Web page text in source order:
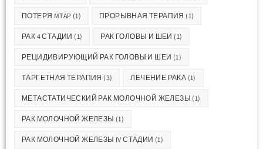
ПОТЕРЯ MTAP (1) ПРОРЫВНАЯ ТЕРАПИЯ (1)
РАК 4 СТАДИИ (1) РАК ГОЛОВЫ И ШЕИ (1)
РЕЦИДИВИРУЮЩИЙ РАК ГОЛОВЫ И ШЕИ (1)
ТАРГЕТНАЯ ТЕРАПИЯ (3) ЛЕЧЕНИЕ РАКА (1)
МЕТАСТАТИЧЕСКИЙ РАК МОЛОЧНОЙ ЖЕЛЕЗЫ (1)
РАК МОЛОЧНОЙ ЖЕЛЕЗЫ (1)
РАК МОЛОЧНОЙ ЖЕЛЕЗЫ IV СТАДИИ (1)